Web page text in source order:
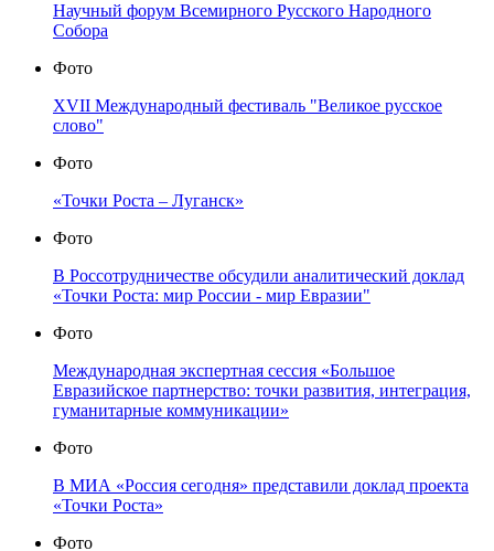
Научный форум Всемирного Русского Народного
Собора
Фото
XVII Международный фестиваль "Великое русское
слово"
Фото
«Точки Роста – Луганск»
Фото
В Россотрудничестве обсудили аналитический доклад
«Точки Роста: мир России - мир Евразии"
Фото
Международная экспертная сессия «Большое
Евразийское партнерство: точки развития, интеграция,
гуманитарные коммуникации»
Фото
В МИА «Россия сегодня» представили доклад проекта
«Точки Роста»
Фото